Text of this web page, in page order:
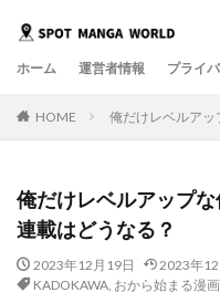
ホーム 運営者情報 プライ
HOME 俺だけレベルアッ
俺だけレベルアップ
連載はどうなる？
2023年12月19日 2023年
KADOKAWA, おから始まる漫